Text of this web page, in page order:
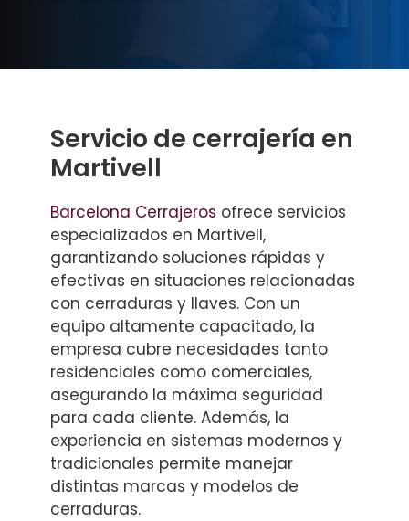
Servicio de cerrajería en
Martivell
Barcelona Cerrajeros ofrece servicios
especializados en Martivell,
garantizando soluciones rápidas y
efectivas en situaciones relacionadas
con cerraduras y llaves. Con un
equipo altamente capacitado, la
empresa cubre necesidades tanto
residenciales como comerciales,
asegurando la máxima seguridad
para cada cliente. Además, la
experiencia en sistemas modernos y
tradicionales permite manejar
distintas marcas y modelos de
cerraduras.